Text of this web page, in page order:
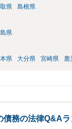
県 島根県
県
県 大分県 宮崎県 鹿
債務の法律Q&A